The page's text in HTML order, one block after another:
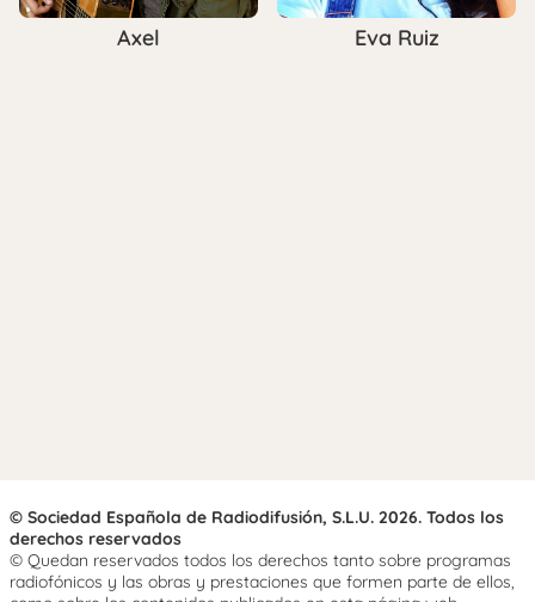
Axel Eva Ruiz
© Sociedad Española de Radiodifusión, S.L.U. 2026. Todos los
derechos reservados
© Quedan reservados todos los derechos tanto sobre programas
radiofónicos y las obras y prestaciones que formen parte de ellos,